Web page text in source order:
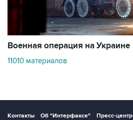
Военная операция на Украине
11010 материалов
Контакты Об "Интерфаксе" Пресс-центр